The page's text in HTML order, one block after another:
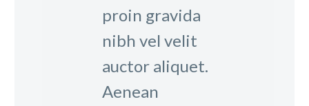
proin gravida
nibh vel velit
auctor aliquet.
Aenean